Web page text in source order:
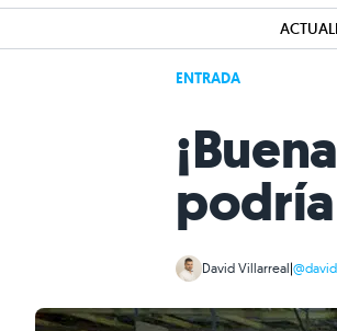
ENTRADA
David Villarreal|